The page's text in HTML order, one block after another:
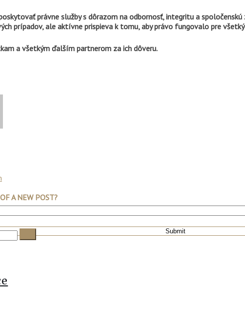
právne služby s dôrazom na odbornosť, integritu a
prípadov, ale aktívne prispieva k tomu, aby právo fungovalo pre
a všetkým ďalším partnerom za ich dôveru.
A NEW POST?